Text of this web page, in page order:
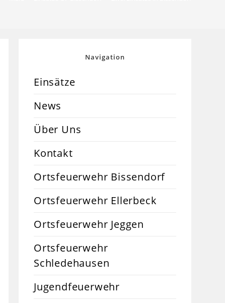
Navigation
Einsätze
News
Über Uns
Kontakt
Ortsfeuerwehr Bissendorf
Ortsfeuerwehr Ellerbeck
Ortsfeuerwehr Jeggen
Ortsfeuerwehr
Schledehausen
Jugendfeuerwehr